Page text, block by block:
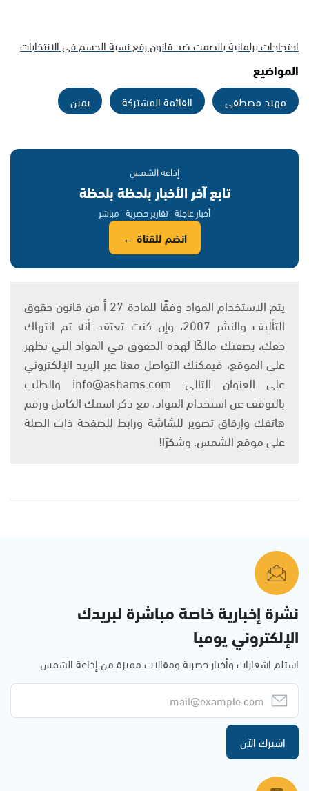
احتجاجات برلمانية بالصمت ضد قانون رفع نسبة الحسم في الانتخابات
المواضيع
مهند مصطفى القائمة المشتركة يمين
إذاعة الشمس
تابع آخر الأخبار بلحظة بلحظة
أخبار عاجلة · تقارير حصرية · مباشر
انضم للقناة ←
يتم الاستخدام المواد وفقًا للمادة 27 أ من قانون حقوق
التأليف والنشر 2007، وإن كنت تعتقد أنه تم انتهاك
حقك، بصفتك مالكًا لهذه الحقوق في المواد التي تظهر
على الموقع، فيمكنك التواصل معنا عبر البريد الإلكتروني
على العنوان التالي: info@ashams.com والطلب
بالتوقف عن استخدام المواد، مع ذكر اسمك الكامل ورقم
هاتفك وإرفاق تصوير للشاشة ورابط للصفحة ذات الصلة
على موقع الشمس. وشكرًا!
نشرة إخبارية خاصة مباشرة لبريدك
الإلكتروني يوميا
استلم اشعارات وأخبار حصرية ومقالات مميزة من إذاعة الشمس
اشترك الآن